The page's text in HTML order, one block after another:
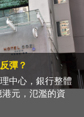
彈？
中心，銀行整體
元，氾濫的資